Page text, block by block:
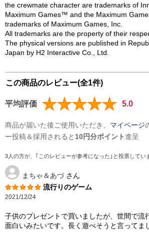
the crewmate character are trademarks of
Maximum Games™ and the Maximum
trademarks of Maximum Games, Inc.
All trademarks are the property of their
The physical versions are published in
Japan by H2 Interactive Co., Ltd.
この商品のレビュー(全1件)
平均評価 5.0
商品が届いた後ご使用いただき、 マイページ
ー投稿＆採用されると 10円分ポイント進呈
3人の方が、｢このレビューが参考になった｣と投票してい
まちゃ＆あづさん
流行りのゲーム
2021/12/24
子供のプレゼントで買いましたが、世間で流
面白いみたいです。長く遊べそうと言ってま